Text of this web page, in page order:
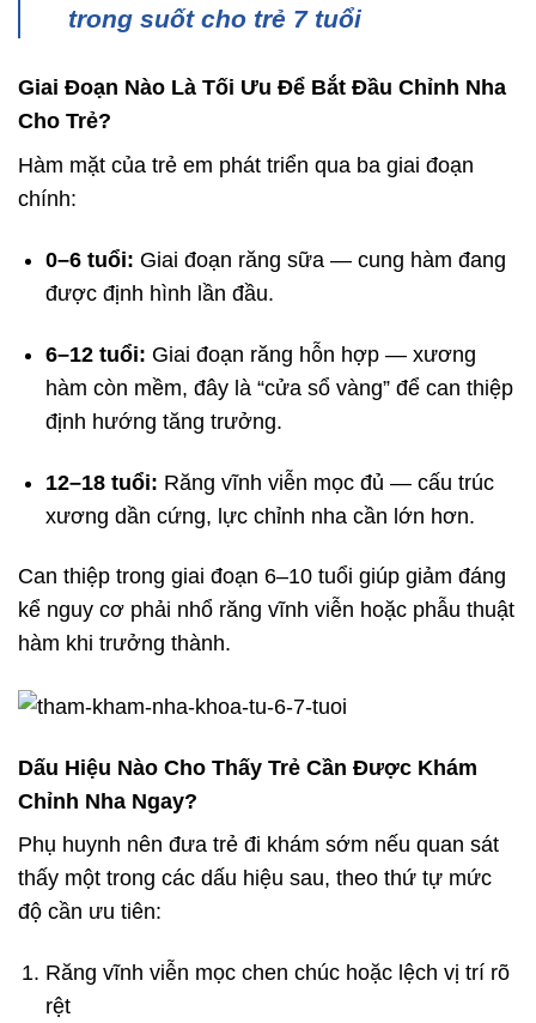
trong suốt cho trẻ 7 tuổi
Giai Đoạn Nào Là Tối Ưu Để Bắt Đầu Chỉnh Nha
Cho Trẻ?
Hàm mặt của trẻ em phát triển qua ba giai đoạn
chính:
0–6 tuổi: Giai đoạn răng sữa — cung hàm đang
được định hình lần đầu.
6–12 tuổi: Giai đoạn răng hỗn hợp — xương
hàm còn mềm, đây là “cửa sổ vàng” để can thiệp
định hướng tăng trưởng.
12–18 tuổi: Răng vĩnh viễn mọc đủ — cấu trúc
xương dần cứng, lực chỉnh nha cần lớn hơn.
Can thiệp trong giai đoạn 6–10 tuổi giúp giảm đáng
kể nguy cơ phải nhổ răng vĩnh viễn hoặc phẫu thuật
hàm khi trưởng thành.
Dấu Hiệu Nào Cho Thấy Trẻ Cần Được Khám
Chỉnh Nha Ngay?
Phụ huynh nên đưa trẻ đi khám sớm nếu quan sát
thấy một trong các dấu hiệu sau, theo thứ tự mức
độ cần ưu tiên:
Răng vĩnh viễn mọc chen chúc hoặc lệch vị trí rõ
rệt